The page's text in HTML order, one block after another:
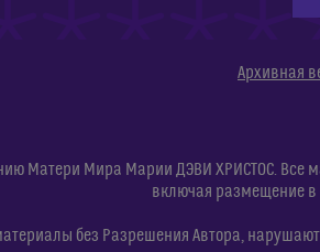
Архивная
Матери Мира Марии ДЭВИ ХРИСТОС.
включая размещение в
без Разрешения Автора,